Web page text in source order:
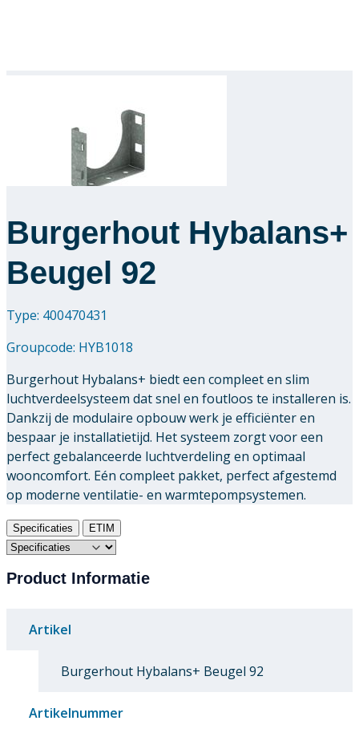
Burgerhout Hybalans+
Beugel 92
Type: 400470431
Groupcode: HYB1018
Burgerhout Hybalans+ biedt een compleet en slim
luchtverdeelsysteem dat snel en foutloos te installeren is.
Dankzij de modulaire opbouw werk je efficiënter en
bespaar je installatietijd. Het systeem zorgt voor een
perfect gebalanceerde luchtverdeling en optimaal
wooncomfort. Eén compleet pakket, perfect afgestemd
op moderne ventilatie- en warmtepompsystemen.
Specificaties ETIM
Product Informatie
Artikel
Burgerhout Hybalans+ Beugel 92
Artikelnummer